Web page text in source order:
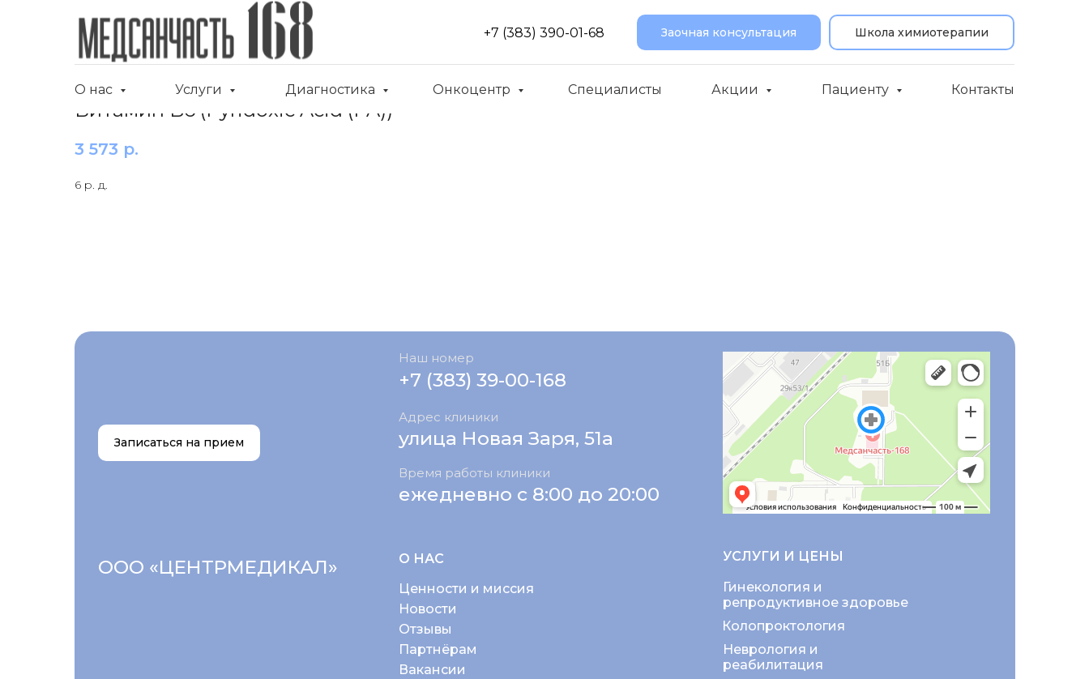
+7 (383) 390-01-68 Заочная консультация Школа химиотерапии
О нас Услуги Диагностика Онкоцентр Специалисты Акции Пациенту Контакты
Витамин B6 (Pyridoxic Acid (PA))
3 573 р.
6 р. д.
О НАС
Ценности и миссия
Новости
+7 (383) 39-00-168
Отзывы
Партнёрам
Вакансии
Неврология и
реабилитация
Колопроктология
Гинекология и
репродуктивное здоровье
УСЛУГИ И ЦЕНЫ
Наш номер
ежедневно с 8:00 до 20:00
Время работы клиники
Адрес клиники
улица Новая Заря, 51а
ООО «ЦЕНТРМЕДИКАЛ»
Записаться на прием